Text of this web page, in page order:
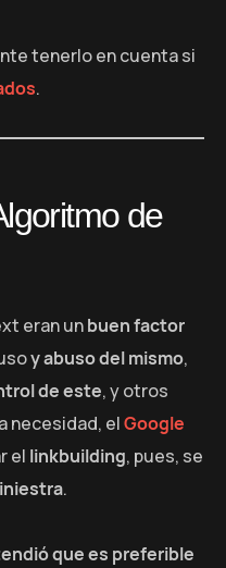
tenerlo en cuenta si
.
de
eran unbuen factor
y abuso del mismo,
de este, y otros
necesidad, elGoogle
el linkbuilding, pues, se
.
que es preferible